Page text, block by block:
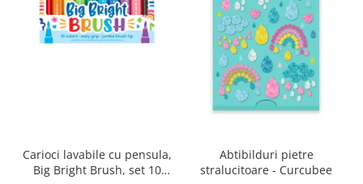
Carioci lavabile cu pensula,
Big Bright Brush, set 10
Abtibilduri pietre
stralucitoare - Curcubee